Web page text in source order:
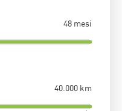
48 mesi
40.000 km